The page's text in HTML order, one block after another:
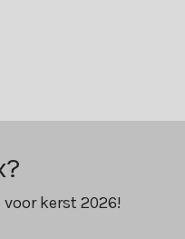
kerst 2026!